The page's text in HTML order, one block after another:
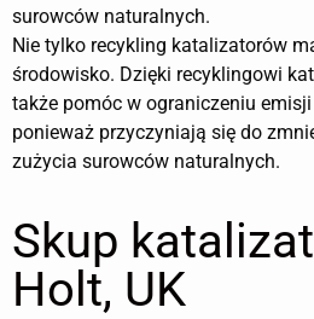
surowców naturalnych.
Nie tylko recykling katalizatorów
środowisko. Dzięki recyklingowi
także pomóc w ograniczeniu
ponieważ przyczyniają się do
zużycia surowców naturalnych.
Skup
Holt, UK